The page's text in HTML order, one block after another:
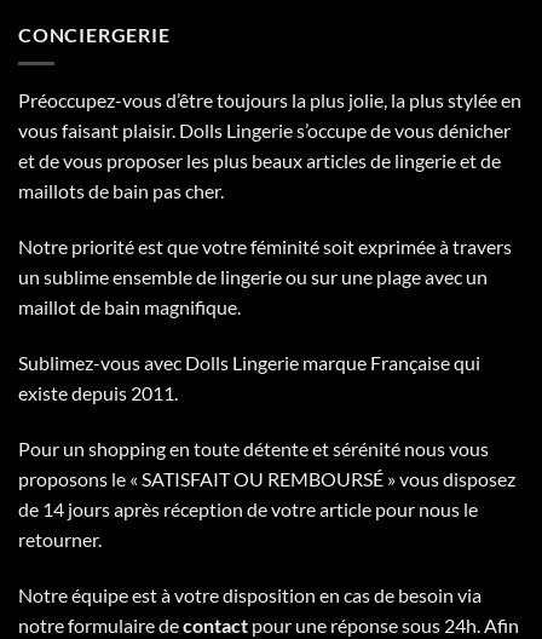
CONCIERGERIE
Préoccupez-vous d’être toujours la plus jolie, la plus stylée en
vous faisant plaisir. Dolls Lingerie s’occupe de vous dénicher
et de vous proposer les plus beaux articles de lingerie et de
maillots de bain pas cher.
Notre priorité est que votre féminité soit exprimée à travers
un sublime ensemble de lingerie ou sur une plage avec un
maillot de bain magnifique.
Sublimez-vous avec Dolls Lingerie marque Française qui
existe depuis 2011.
Pour un shopping en toute détente et sérénité nous vous
proposons le « SATISFAIT OU REMBOURSÉ » vous disposez
de 14 jours après réception de votre article pour nous le
retourner.
Notre équipe est à votre disposition en cas de besoin via
notre formulaire decontact pour une réponse sous 24h. Afin